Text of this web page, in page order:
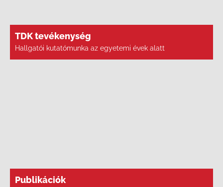
TDK tevékenység
Hallgatói kutatómunka az egyetemi évek alatt
Publikációk